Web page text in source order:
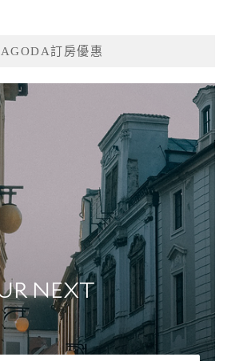
AGODA訂房優惠